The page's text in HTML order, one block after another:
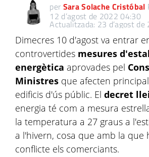
per Sara Solache Cristóbal
12 d’agost de 2022 04:30
Actualitzada: 23 d’agost
Dimecres 10 d'agost va entrar
controvertides mesures
energètica aprovades pel
Ministres que afecten
edificis d'ús públic. El decret
energia té com a mesura
la temperatura a 27 graus a
a l'hivern, cosa que amb la que
conflicte els comerciants.